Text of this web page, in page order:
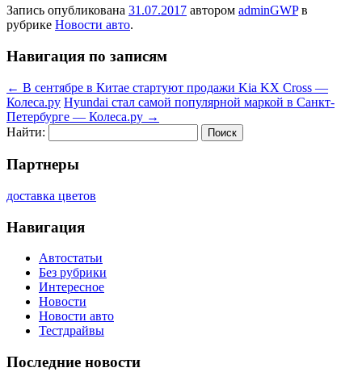
Запись опубликована 31.07.2017 автором adminGWPв
рубрике Новости авто.
Навигация по записям
← В сентябре в Китае стартуют продажи Kia KX Cross —
Колеса.ру Hyundai стал самой популярной маркой в Санкт-
Петербурге — Колеса.ру →
Найти:
Партнеры
доставка цветов
Навигация
Автостатьи
Без рубрики
Интересное
Новости
Новости авто
Тестдрайвы
Последние новости